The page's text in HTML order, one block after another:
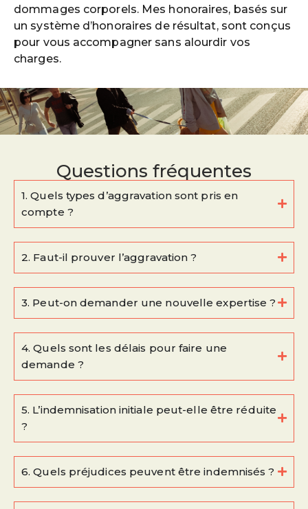
dommages corporels. Mes honoraires, basés sur
un système d’honoraires de résultat, sont conçus
pour vous accompagner sans alourdir vos
charges.
Questions fréquentes
1. Quels types d’aggravation sont pris en
compte ?
2. Faut-il prouver l’aggravation ?
3. Peut-on demander une nouvelle expertise ?
4. Quels sont les délais pour faire une
demande ?
5. L’indemnisation initiale peut-elle être réduite
?
6. Quels préjudices peuvent être indemnisés ?